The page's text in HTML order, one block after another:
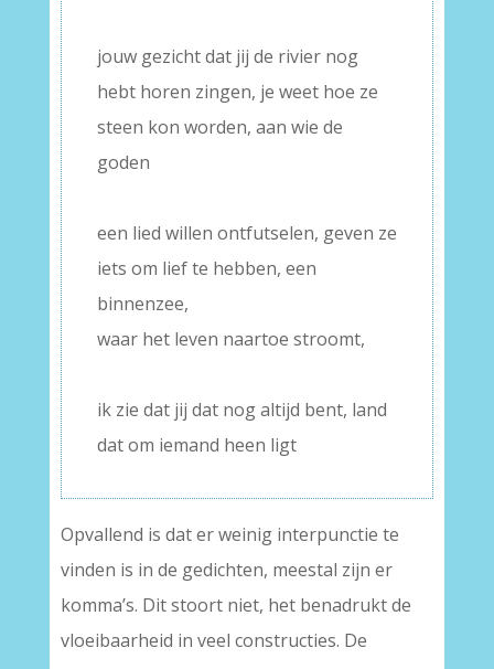
jouw gezicht dat jij de rivier nog
hebt horen zingen, je weet hoe ze
steen kon worden, aan wie de
goden
een lied willen ontfutselen, geven ze
iets om lief te hebben, een
binnenzee,
waar het leven naartoe stroomt,
ik zie dat jij dat nog altijd bent, land
dat om iemand heen ligt
Opvallend is dat er weinig interpunctie te
vinden is in de gedichten, meestal zijn er
komma’s. Dit stoort niet, het benadrukt de
vloeibaarheid in veel constructies. De